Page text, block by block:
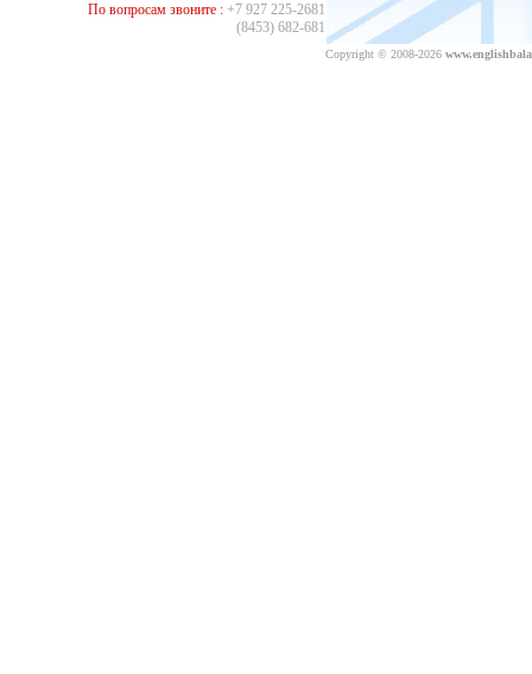
По вопросам звоните : +7 927 225-2681
(8453) 682-681
Copyright © 2008-2026